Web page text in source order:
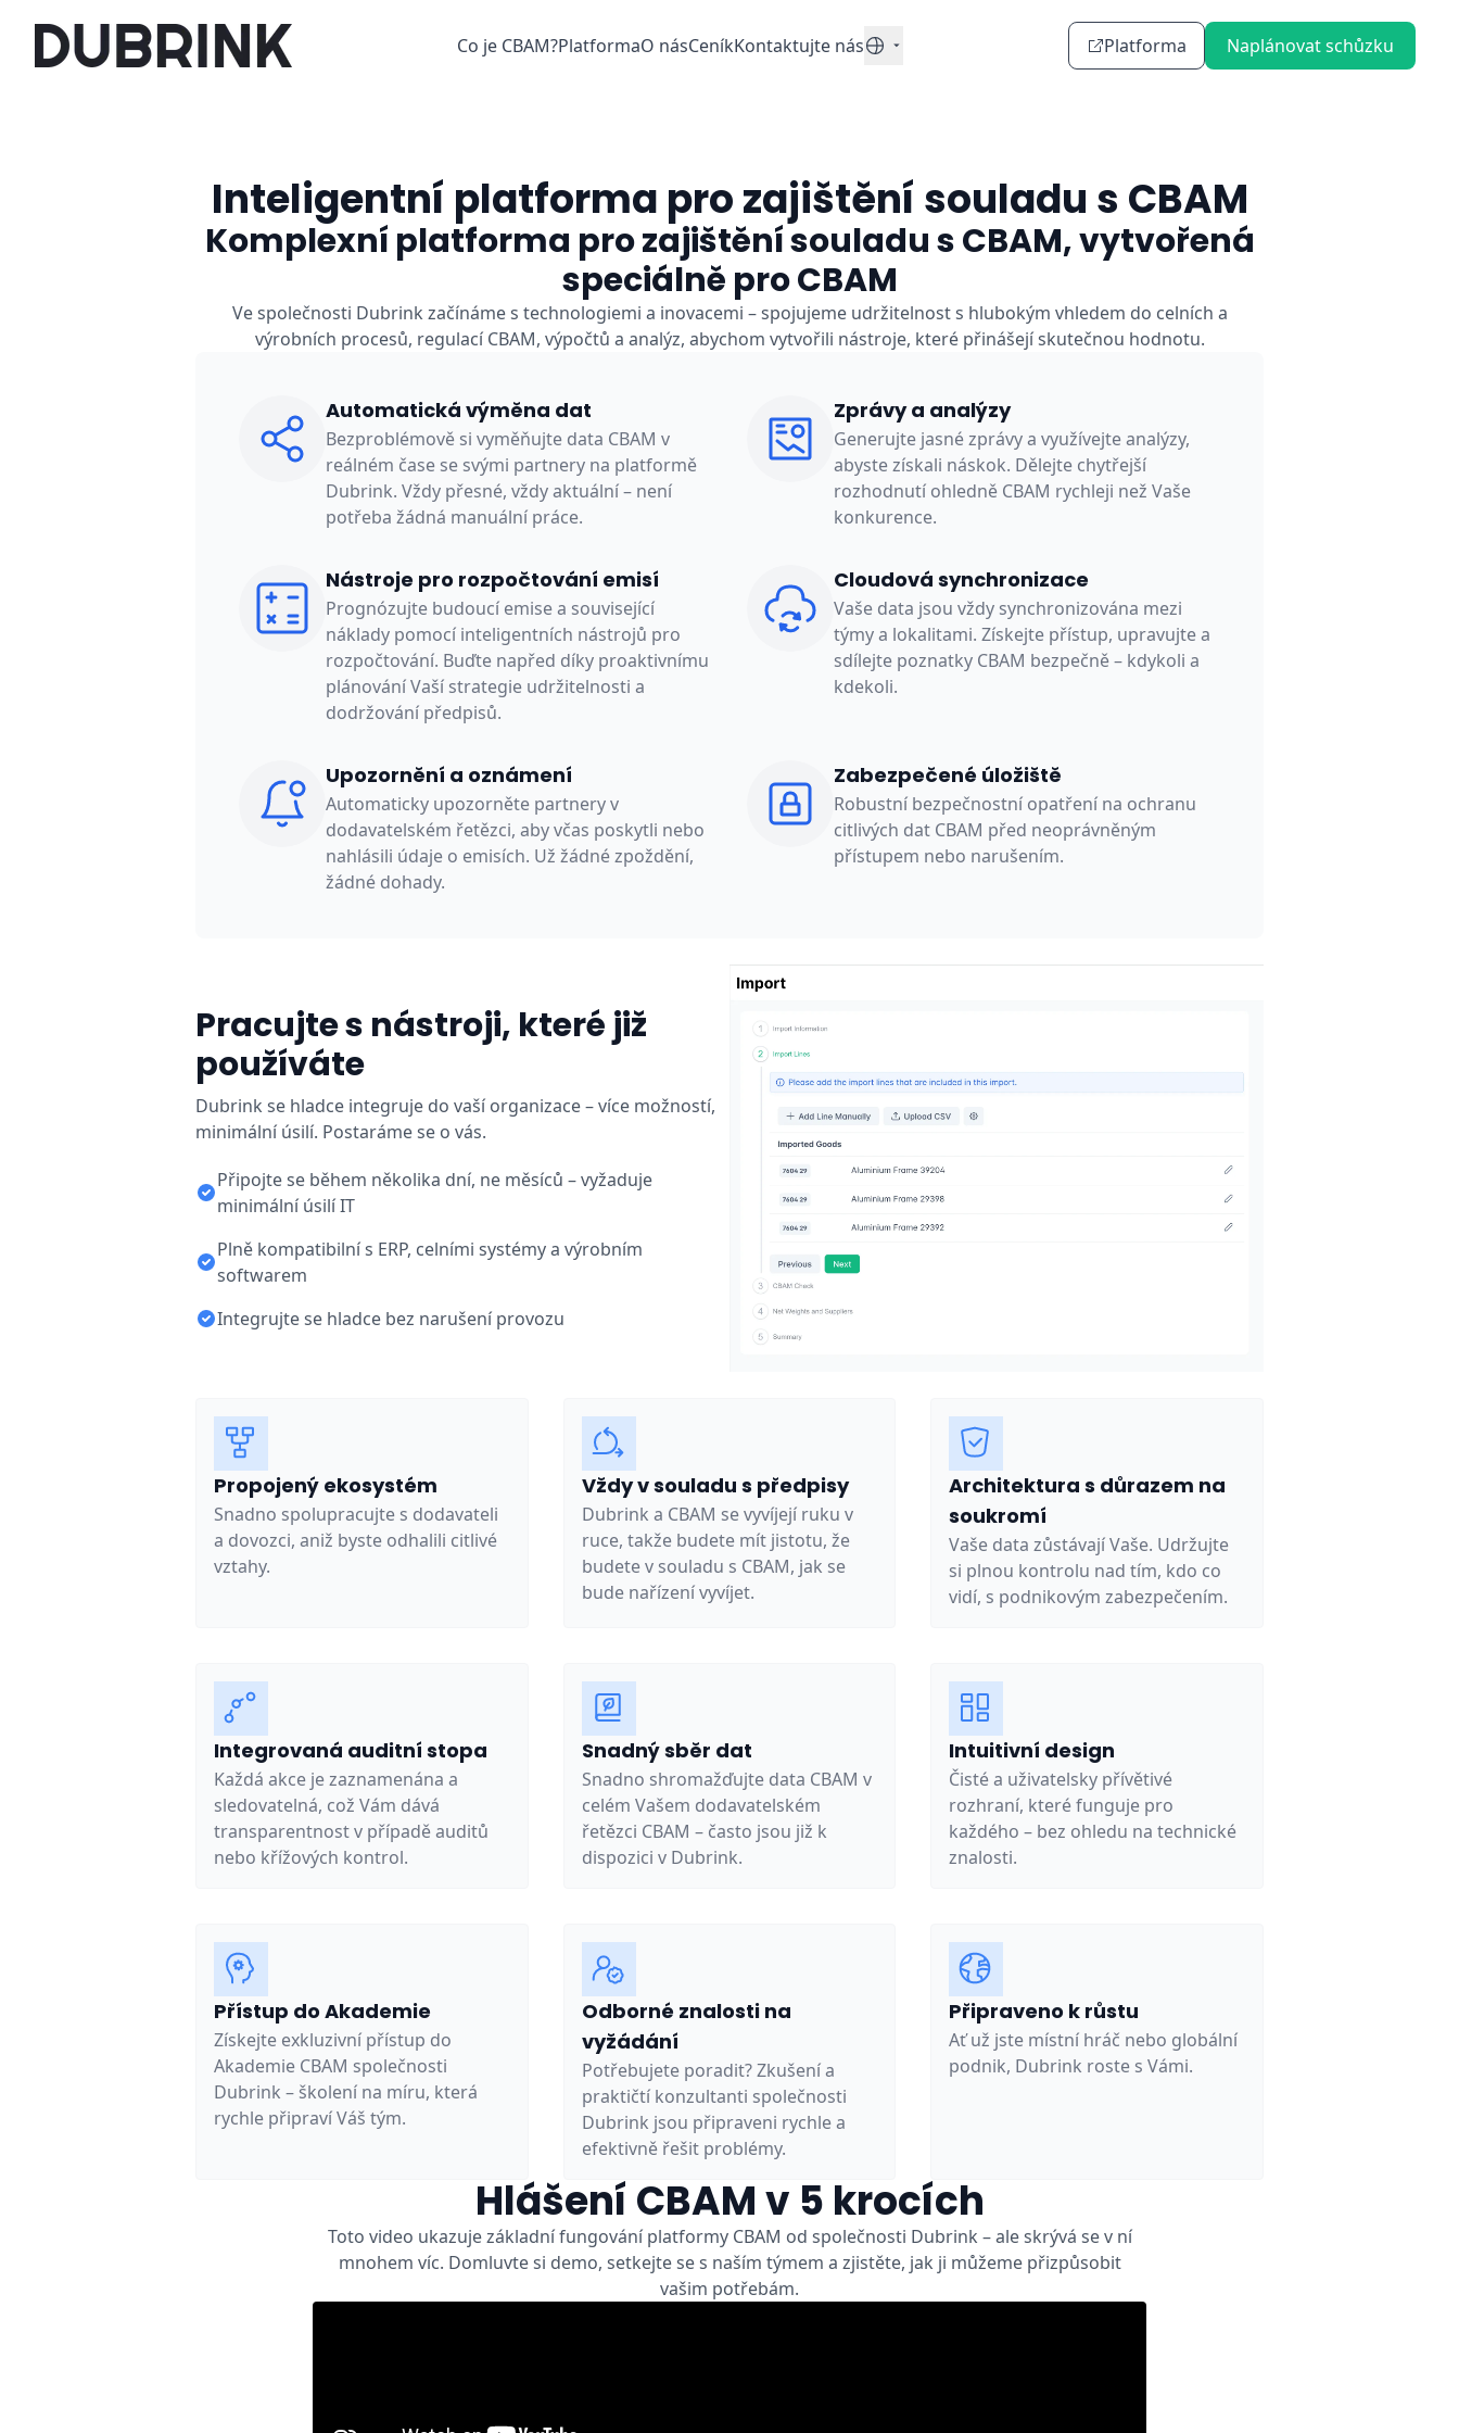
Platforma Naplánovat schůzku
Co je CBAM?PlatformaO násCeníkKontaktujte násČeština
Inteligentní platforma pro zajištění souladu s CBAM
Komplexní platforma pro zajištění souladu s CBAM, vytvořená
speciálně pro CBAM
Ve společnosti Dubrink začínáme s technologiemi a inovacemi – spojujeme udržitelnost s hlubokým vhledem do celních a
výrobních procesů, regulací CBAM, výpočtů a analýz, abychom vytvořili nástroje, které přinášejí skutečnou hodnotu.
Automatická výměna dat
Bezproblémově si vyměňujte data CBAM v
reálném čase se svými partnery na platformě
Dubrink. Vždy přesné, vždy aktuální – není
potřeba žádná manuální práce.
Zprávy a analýzy
Generujte jasné zprávy a využívejte analýzy,
abyste získali náskok. Dělejte chytřejší
rozhodnutí ohledně CBAM rychleji než Vaše
konkurence.
Nástroje pro rozpočtování emisí
Prognózujte budoucí emise a související
náklady pomocí inteligentních nástrojů pro
rozpočtování. Buďte napřed díky proaktivnímu
plánování Vaší strategie udržitelnosti a
dodržování předpisů.
Cloudová synchronizace
Vaše data jsou vždy synchronizována mezi
týmy a lokalitami. Získejte přístup, upravujte a
sdílejte poznatky CBAM bezpečně – kdykoli a
kdekoli.
Upozornění a oznámení
Automaticky upozorněte partnery v
dodavatelském řetězci, aby včas poskytli nebo
nahlásili údaje o emisích. Už žádné zpoždění,
žádné dohady.
Zabezpečené úložiště
Robustní bezpečnostní opatření na ochranu
citlivých dat CBAM před neoprávněným
přístupem nebo narušením.
Pracujte s nástroji, které již
používáte
Dubrink se hladce integruje do vaší organizace – více možností,
minimální úsilí. Postaráme se o vás.
Připojte se během několika dní, ne měsíců – vyžaduje
minimální úsilí IT
Plně kompatibilní s ERP, celními systémy a výrobním
softwarem
Integrujte se hladce bez narušení provozu
Propojený ekosystém
Snadno spolupracujte s dodavateli
a dovozci, aniž byste odhalili citlivé
vztahy.
Vždy v souladu s předpisy
Dubrink a CBAM se vyvíjejí ruku v
ruce, takže budete mít jistotu, že
budete v souladu s CBAM, jak se
bude nařízení vyvíjet.
Architektura s důrazem na
soukromí
Vaše data zůstávají Vaše. Udržujte
si plnou kontrolu nad tím, kdo co
vidí, s podnikovým zabezpečením.
Integrovaná auditní stopa
Každá akce je zaznamenána a
sledovatelná, což Vám dává
transparentnost v případě auditů
nebo křížových kontrol.
Snadný sběr dat
Snadno shromažďujte data CBAM v
celém Vašem dodavatelském
řetězci CBAM – často jsou již k
dispozici v Dubrink.
Intuitivní design
Čisté a uživatelsky přívětivé
rozhraní, které funguje pro
každého – bez ohledu na technické
znalosti.
Přístup do Akademie
Získejte exkluzivní přístup do
Akademie CBAM společnosti
Dubrink – školení na míru, která
rychle připraví Váš tým.
Odborné znalosti na
vyžádání
Potřebujete poradit? Zkušení a
praktičtí konzultanti společnosti
Dubrink jsou připraveni rychle a
efektivně řešit problémy.
Připraveno k růstu
Ať už jste místní hráč nebo globální
podnik, Dubrink roste s Vámi.
Hlášení CBAM v 5 krocích
Toto video ukazuje základní fungování platformy CBAM od společnosti Dubrink – ale skrývá se v ní
mnohem víc. Domluvte si demo, setkejte se s naším týmem a zjistěte, jak ji můžeme přizpůsobit
vašim potřebám.